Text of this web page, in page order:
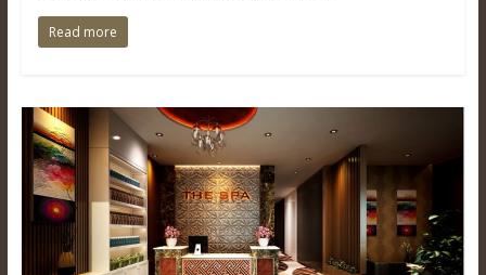
Read more